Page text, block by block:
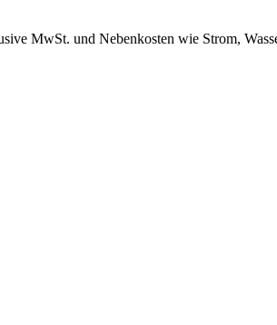
MwSt. und Nebenkosten wie Strom,